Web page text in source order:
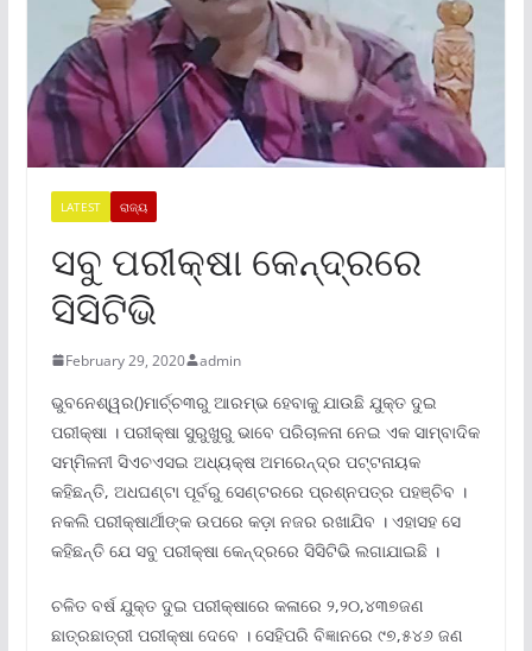
LATEST ରାଜ୍ୟ
ସବୁ ପରୀକ୍ଷା କେନ୍ଦ୍ରରେ
ସିସିଟିଭି
February 29, 2020 admin
ଭୁବନେଶ୍ୱର()ମାର୍ଚ୍ଚ୩ରୁ ଆରମ୍ଭ ହେବାକୁ ଯାଉଛି ଯୁକ୍ତ ଦୁଇ
ପରୀକ୍ଷା । ପରୀକ୍ଷା ସୁରୁଖୁରୁ ଭାବେ ପରିଚାଳନା ନେଇ ଏକ ସାମ୍ବାଦିକ
ସମ୍ମିଳନୀ ସିଏଚଏସଇ ଅଧ୍ୟକ୍ଷ ଅମରେନ୍ଦ୍ର ପଟ୍ଟନାୟକ
କହିଛନ୍ତି, ଅଧଘଣ୍ଟା ପୂର୍ବରୁ ସେଣ୍ଟରରେ ପ୍ରଶ୍ନପତ୍ର ପହଞ୍ଚିବ ।
ନକଲି ପରୀକ୍ଷାର୍ଥୀଙ୍କ ଉପରେ କଡ଼ା ନଜର ରଖାଯିବ । ଏହାସହ ସେ
କହିଛନ୍ତି ଯେ ସବୁ ପରୀକ୍ଷା କେନ୍ଦ୍ରରେ ସିସିଟିଭି ଲଗାଯାଇଛି ।
ଚଳିତ ବର୍ଷ ଯୁକ୍ତ ଦୁଇ ପରୀକ୍ଷାରେ କଳାରେ ୨,୨୦,୪୩୭ଜଣ
ଛାତ୍ରଛାତ୍ରୀ ପରୀକ୍ଷା ଦେବେ । ସେହିପରି ବିଜ୍ଞାନରେ ୯୭,୫୪୬ ଜଣ